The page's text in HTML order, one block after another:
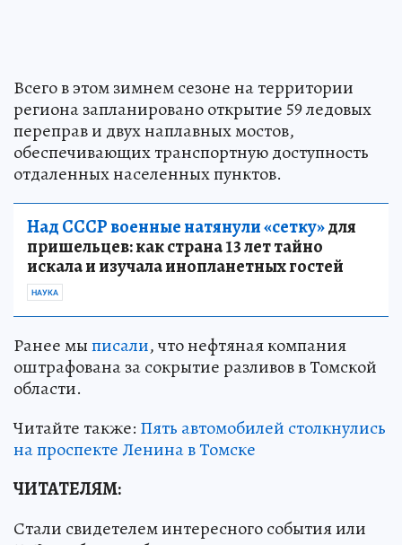
Всего в этом зимнем сезоне на территории
региона запланировано открытие 59 ледовых
переправ и двух наплавных мостов,
обеспечивающих транспортную доступность
отдаленных населенных пунктов.
Над СССР военные натянули «сетку»для
пришельцев: как страна 13 лет тайно
искала и изучала инопланетных гостей
НАУКА
Ранее мыписали, что нефтяная компания
оштрафована за сокрытие разливов в Томской
области.
Читайте также: Пять автомобилей столкнулись
на проспекте Ленина в Томске
ЧИТАТЕЛЯМ:
Стали свидетелем интересного события или